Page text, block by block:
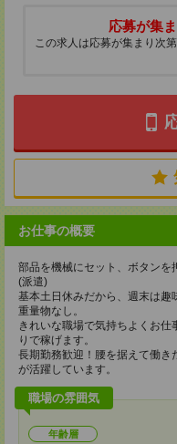
応募が集
この求人は応募が集まり次
お仕事の概要
部品を機械にセット、ボタンを
(派遣)
基本土日休みだから、週末は趣
重量物なし。
きれいな職場で気持ちよくお
りで稼げます。
長期勤務歓迎！腰を据えて働き
が活躍しています。
職場の雰囲気
年齢層